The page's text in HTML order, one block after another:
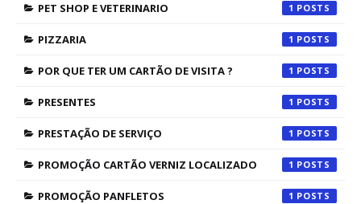
PET SHOP E VETERINARIO 1
PIZZARIA 1
POR QUE TER UM CARTÃO DE VISITA ? 1
PRESENTES 1
PRESTAÇÃO DE SERVIÇO 1
PROMOÇÃO CARTÃO VERNIZ LOCALIZADO 1
PROMOÇÃO PANFLETOS 1